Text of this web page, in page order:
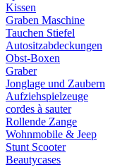
Kissen
Graben Maschine
Tauchen Stiefel
Autositzabdeckungen
Obst-Boxen
Graber
Jonglage und Zaubern
Aufziehspielzeuge
cordes à sauter
Rollende Zange
Wohnmobile & Jeep
Stunt Scooter
Beautycases